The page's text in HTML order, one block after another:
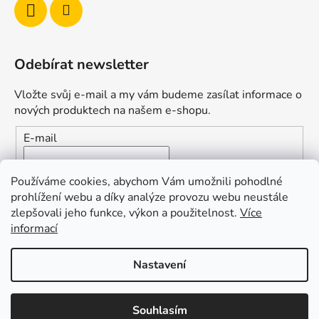
Používáme cookies, abychom Vám umožnili pohodlné
prohlížení webu a díky analýze provozu webu neustále
zlepšovali jeho funkce, výkon a použitelnost. Více
informací
Nastavení
Souhlasím
Odebírat newsletter
Vložte svůj e-mail a my vám budeme zasílat informace o
nových produktech na našem e-shopu.
E-mail
Vložením e-mailu souhlasíte s
podmínkami ochrany
osobních údajů
PŘIHLÁSIT SE
Vytvořil Shoptet
Duofishing. Všechna práva vyhrazena.